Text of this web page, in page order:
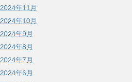
2024年11月
2024年10月
2024年9月
2024年8月
2024年7月
2024年6月